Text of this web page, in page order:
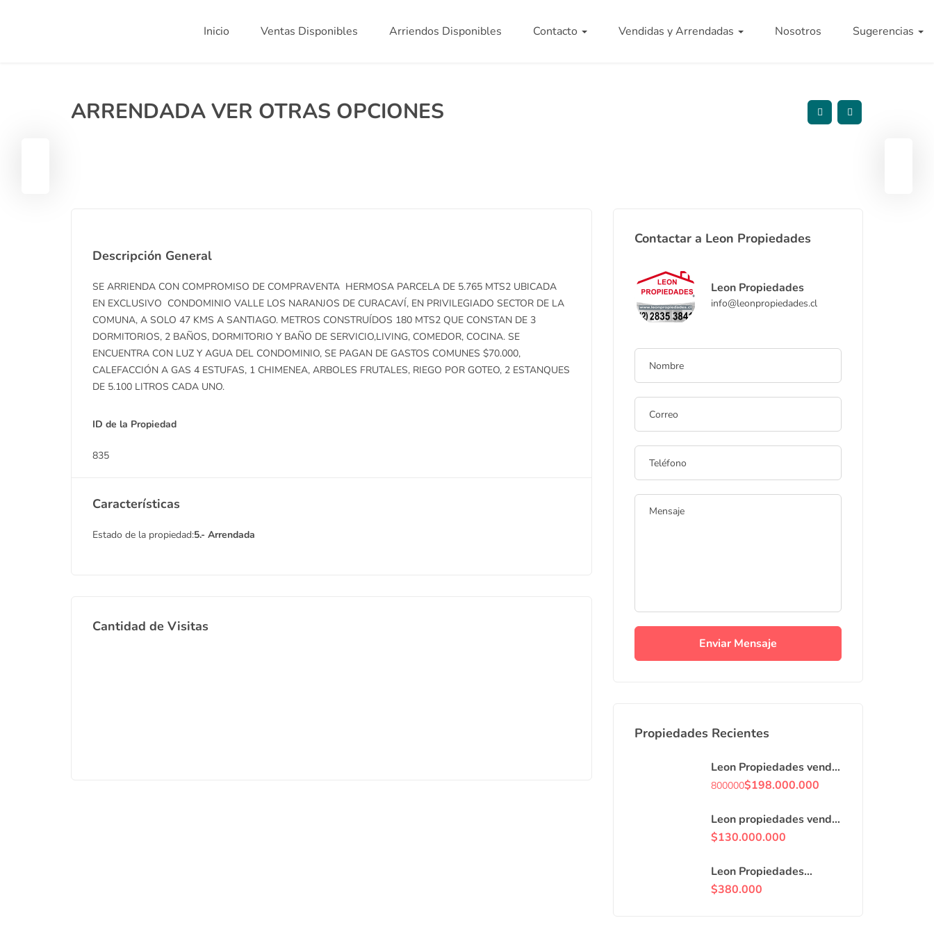
Inicio Ventas Disponibles Arriendos Disponibles Contacto Vendidas y Arrendadas Nosotros Sugerencias
ARRENDADA VER OTRAS OPCIONES
Descripción General
SE ARRIENDA CON COMPROMISO DE COMPRAVENTA HERMOSA PARCELA DE 5.765 MTS2 UBICADA
EN EXCLUSIVO CONDOMINIO VALLE LOS NARANJOS DE CURACAVÍ, EN PRIVILEGIADO SECTOR DE LA
COMUNA, A SOLO 47 KMS A SANTIAGO. METROS CONSTRUÍDOS 180 MTS2 QUE CONSTAN DE 3
DORMITORIOS, 2 BAÑOS, DORMITORIO Y BAÑO DE SERVICIO,LIVING, COMEDOR, COCINA. SE
ENCUENTRA CON LUZ Y AGUA DEL CONDOMINIO, SE PAGAN DE GASTOS COMUNES $70.000,
CALEFACCIÓN A GAS 4 ESTUFAS, 1 CHIMENEA, ARBOLES FRUTALES, RIEGO POR GOTEO, 2 ESTANQUES
DE 5.100 LITROS CADA UNO.
ID de la Propiedad
835
Características
Estado de la propiedad:5.- Arrendada
Cantidad de Visitas
Contactar a Leon Propiedades
Leon Propiedades
info@leonpropiedades.cl
Enviar Mensaje
Propiedades Recientes
Leon Propiedades vende
o arrienda con
compraventa, casa en
Curacaví centro.
800000$198.000.000
Leon propiedades vende
casa en villa, Curacaví
$130.000.000
Leon Propiedades
arrienda locales
$380.000